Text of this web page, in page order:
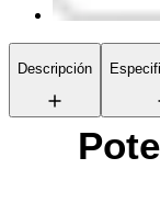
Descripción